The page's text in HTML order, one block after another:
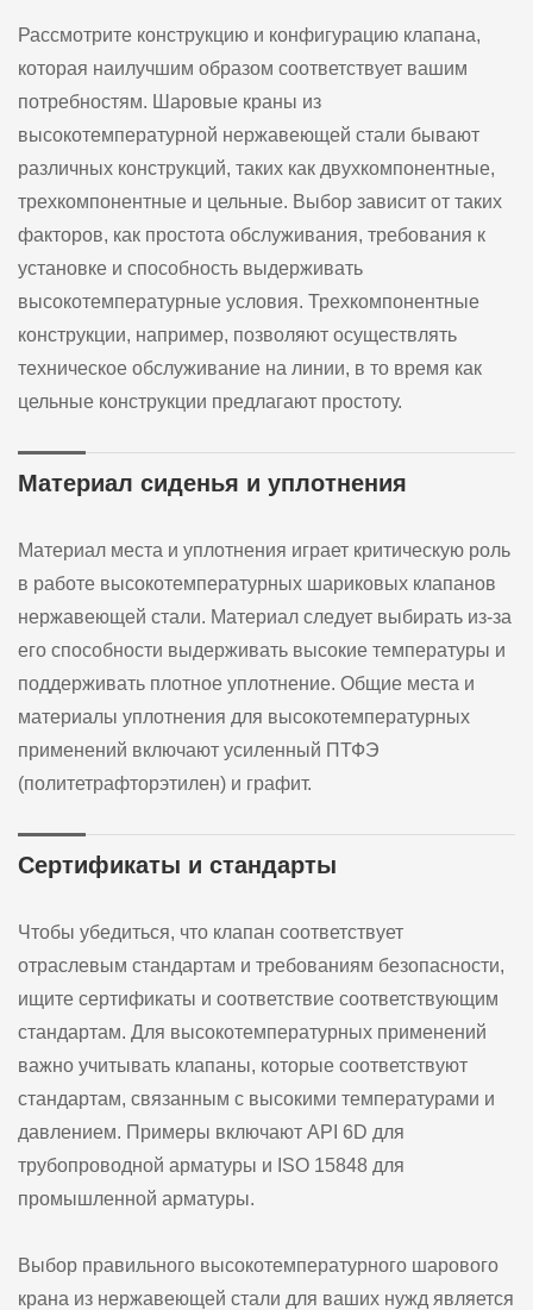
Рассмотрите конструкцию и конфигурацию клапана,
которая наилучшим образом соответствует вашим
потребностям. Шаровые краны из
высокотемпературной нержавеющей стали бывают
различных конструкций, таких как двухкомпонентные,
трехкомпонентные и цельные. Выбор зависит от таких
факторов, как простота обслуживания, требования к
установке и способность выдерживать
высокотемпературные условия. Трехкомпонентные
конструкции, например, позволяют осуществлять
техническое обслуживание на линии, в то время как
цельные конструкции предлагают простоту.
Материал сиденья и уплотнения
Материал места и уплотнения играет критическую роль
в работе высокотемпературных шариковых клапанов
нержавеющей стали. Материал следует выбирать из-за
его способности выдерживать высокие температуры и
поддерживать плотное уплотнение. Общие места и
материалы уплотнения для высокотемпературных
применений включают усиленный ПТФЭ
(политетрафторэтилен) и графит.
Сертификаты и стандарты
Чтобы убедиться, что клапан соответствует
отраслевым стандартам и требованиям безопасности,
ищите сертификаты и соответствие соответствующим
стандартам. Для высокотемпературных применений
важно учитывать клапаны, которые соответствуют
стандартам, связанным с высокими температурами и
давлением. Примеры включают API 6D для
трубопроводной арматуры и ISO 15848 для
промышленной арматуры.
Выбор правильного высокотемпературного шарового
крана из нержавеющей стали для ваших нужд является